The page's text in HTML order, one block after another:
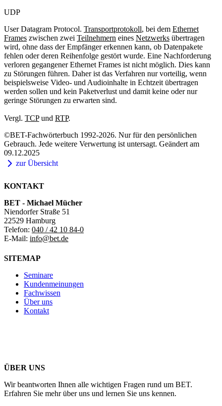
UDP
User Datagram Protocol. Transportprotokoll, bei dem Ethernet
Frames zwischen zwei Teilnehmern eines Netzwerks übertragen
wird, ohne dass der Empfänger erkennen kann, ob Datenpakete
fehlen oder deren Reihenfolge gestört wurde. Eine Nachforderung
verloren gegangener Ethernet Frames ist nicht möglich. Dies kann
zu Störungen führen. Daher ist das Verfahren nur vorteilig, wenn
beispielsweise Video- und Audioinhalte in Echtzeit übertragen
werden sollen und kein Paketverlust und damit keine oder nur
geringe Störungen zu erwarten sind.
Vergl. TCPund RTP.
©BET-Fachwörterbuch 1992-2026. Nur für den persönlichen
Gebrauch. Jede weitere Verwertung ist untersagt. Geändert am
09.12.2025
zur Übersicht
KONTAKT
BET - Michael Mücher
Niendorfer Straße 51
22529 Hamburg
Telefon: 040 / 42 10 84-0
E-Mail: info@bet.de
SITEMAP
Seminare
Kundenmeinungen
Fachwissen
Über uns
Kontakt
ÜBER UNS
Wir beantworten Ihnen alle wichtigen Fragen rund um BET.
Erfahren Sie mehr über uns und lernen Sie uns kennen.